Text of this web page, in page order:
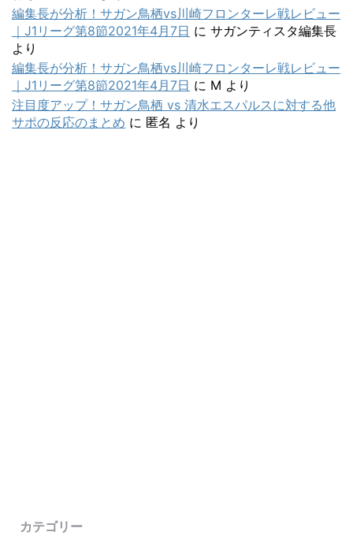
編集長が分析！サガン鳥栖vs川崎フロンターレ戦レビュー
｜J1リーグ第8節2021年4月7日 に サガンティスタ編集長
より
編集長が分析！サガン鳥栖vs川崎フロンターレ戦レビュー
｜J1リーグ第8節2021年4月7日 に M より
注目度アップ！サガン鳥栖 vs 清水エスパルスに対する他
サポの反応のまとめ に 匿名 より
カテゴリー